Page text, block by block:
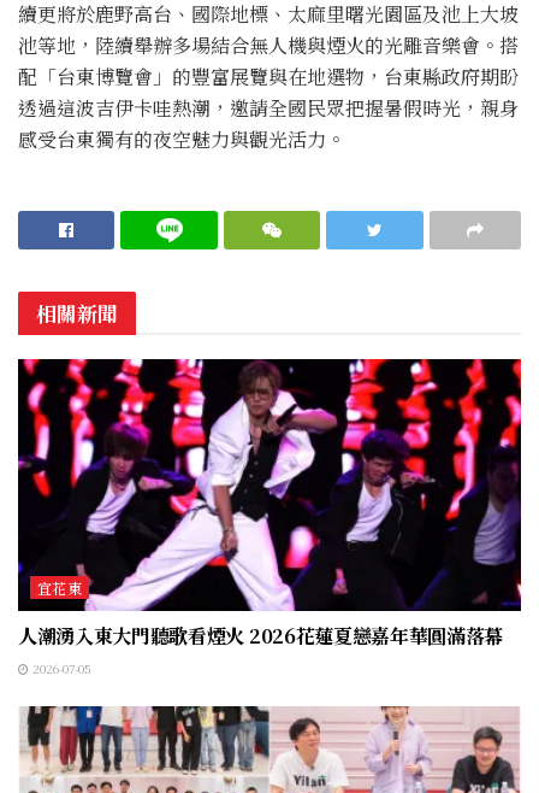
續更將於鹿野高台、國際地標、太麻里曙光園區及池上大坡
池等地，陸續舉辦多場結合無人機與煙火的光雕音樂會。搭
配「台東博覽會」的豐富展覽與在地選物，台東縣政府期盼
透過這波吉伊卡哇熱潮，邀請全國民眾把握暑假時光，親身
感受台東獨有的夜空魅力與觀光活力。
相關新聞
宜花東
人潮湧入東大門聽歌看煙火 2026花蓮夏戀嘉年華圓滿落幕
2026-07-05